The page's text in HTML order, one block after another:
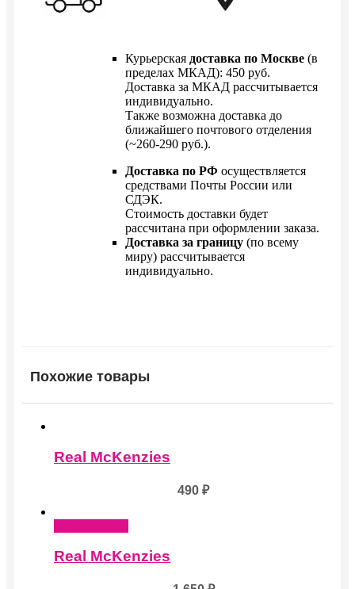
Курьерская доставка по Москве (в
пределах МКАД): 450 руб.
Доставка за МКАД рассчитывается
индивидуально.
Также возможна доставка до
ближайшего почтового отделения
(~260-290 руб.).
Доставка по РФ осуществляется
средствами Почты России или
СДЭК.
Стоимость доставки будет
рассчитана при оформлении заказа.
Доставка за границу (по всему
миру) рассчитывается
индивидуально.
Похожие товары
Real McKenzies
490 ₽
Real McKenzies